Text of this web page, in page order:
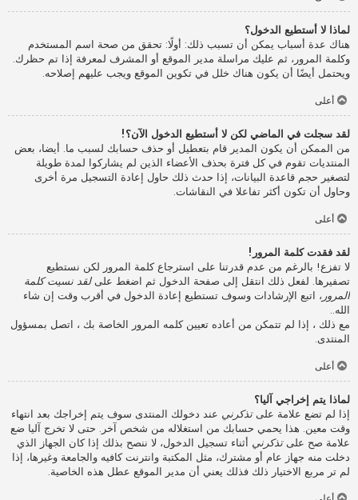
لماذا لا أستطيع الدخول؟
هناك عدة أسباب يمكن أن تسبب ذلك: أولًا: تحقق من صحة اسم المستخدم
وكلمة المرور، ثم عليك مراسلة مدير الموقع أو المشرف لمعرفة إذا تم حظرك.
ويحتمل أيضًا أن يكون هناك خلل في تكوين الموقع ويجب عليهم إصلاحه.
أعلى
لقد سجلت في الماضي لكن لا أستطيع الدخول الآن؟!
من الممكن أن يكون المدير قام بتعطيل أو حذف حسابك لسبب ما. أيضا، بعض
المنتديات تقوم في كل فترة بحذف الأعضاء الذين لم يشاركوا لمدة طويلة
لتصغير حجم قاعدة البيانات، إذا حدث ذلك حاول إعادة التسجيل مرة أخرى
وحاول أن تكون أكثر تفاعلا في النقاشات.
أعلى
لقد فقدت كلمة المرور!
لا تفزع! بالرغم من عدم قدرتنا على استرجاع كلمة المرور لكن نستطيع
تصفيرها. لفعل ذلك انتقل إلى صفحة الدخول ثم اضغط علىلقد نسيت كلمة
المرور ، اتبع الإرشادات وسوف تستطيع إعادة الدخول في أقرب وقت إن شاء
الله..
مع ذلك ، إذا لم تتمكن من أعاده تعيين كلمه المرور الخاصة بك ، اتصل بمسؤول
المنتدى.
أعلى
لماذا يتم إخراجي آليا؟
إذا لم تضع علامة علىتذكرني عند دخولك المنتدى سوف يتم إخراجك بعد انتهاء
وقت معين. هذا يحمي حسابك من استغلاله من شخص آخر. حتى لا تخرج آليا ضع
علامة صح علىتذكرني أثناء تسجيل الدخول، لا ننصح بذلك إذا كان الجهاز الذي
دخلت منه جهاز عام أو مشترك، مثل المكتبة وانترنت كافيه والجامعة وغيرها، إذا
لم تر مربع الاختيار ذلك فذلك يعني أن مدير الموقع عطل هذه الخاصية.